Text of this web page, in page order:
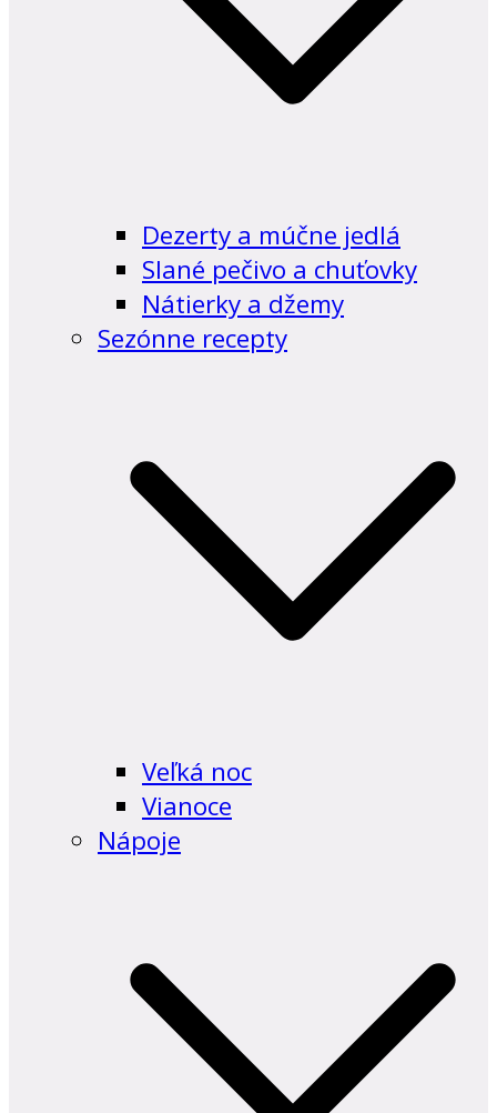
Dezerty a múčne jedlá
Slané pečivo a chuťovky
Nátierky a džemy
Sezónne recepty
Veľká noc
Vianoce
Nápoje